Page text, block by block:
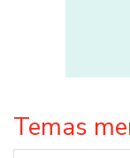
Temas